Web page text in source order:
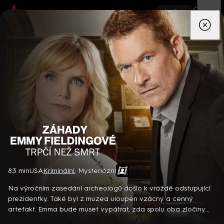
App
Filmy Děti Zprávy Novinky Živě TV
Záhady Emmy Fieldingové: Trpčí než
83 minUSAKriminální, Mysteriózní
Na výročním zasedání archeologů došlo k vraždě odstupující
prezidentky. Také byl z muzea uloupen vzácný a cenný
artefakt. Emma bude muset vypátrat, zda spolu oba zločiny
souvisí a kdo vraždil… Americký krimifilm (2019). Hrají C. Thorne-
prima+
Detektiv Karl Alberg přijíždí do přímořského městečka Gibsons,
aby zde převzal vedení místní policie a začal nový život po
bolestivém rozvodu. Společně se svým týmem odhaluje temná
tajemství, která narušují poklidnou atmosféru komunity a
současně se snaží zvládnout komplikovaný vztah s dospívající
8 epizod